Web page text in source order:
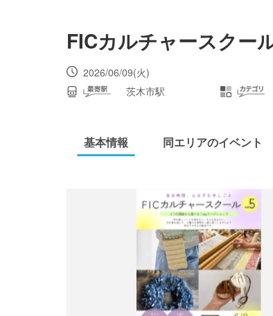
FICカルチャースクー
2026/06/09(火)
茨木市駅
基本情報 同エリアのイベント